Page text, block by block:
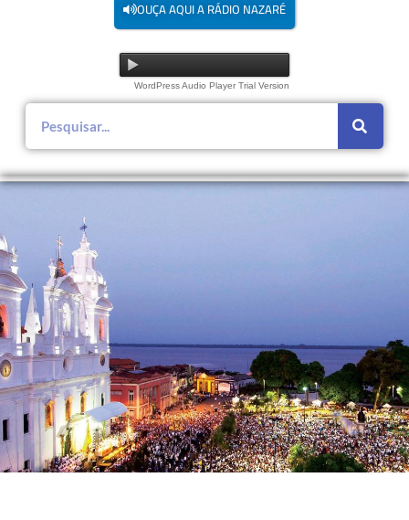
OUÇA AQUI A RÁDIO NAZARÉ
WordPress Audio Player Trial Version